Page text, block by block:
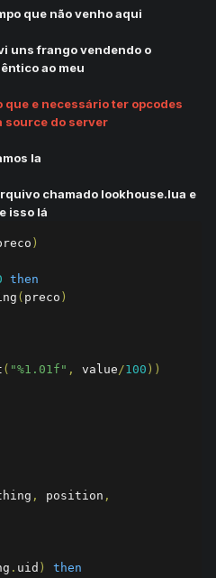
que não venho aqui
uns frango vendendo o
ao meu
que e necessário ter opcodes
source do server
la
chamado lookhouse.lua e
isso lá
)
then
( preco )
( "%1.01f" , value/100 ))
, position ,
. uid )
then